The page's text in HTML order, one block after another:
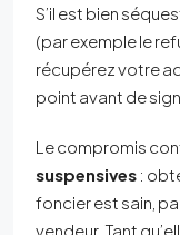
S’il est bien
(par exemple le
récupérez votre
point avant de
Le compromis
suspensives :
foncier est sain,
vendeur. Tant